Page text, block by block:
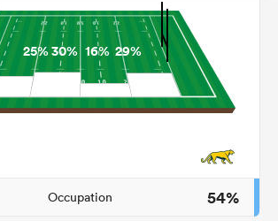
25%30% 16% 29%
Occupation 54%